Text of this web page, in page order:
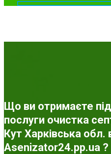
Що ви отримаєте
послуги очистка
Кут Харківська обл.
Asenizator24.pp.ua ?